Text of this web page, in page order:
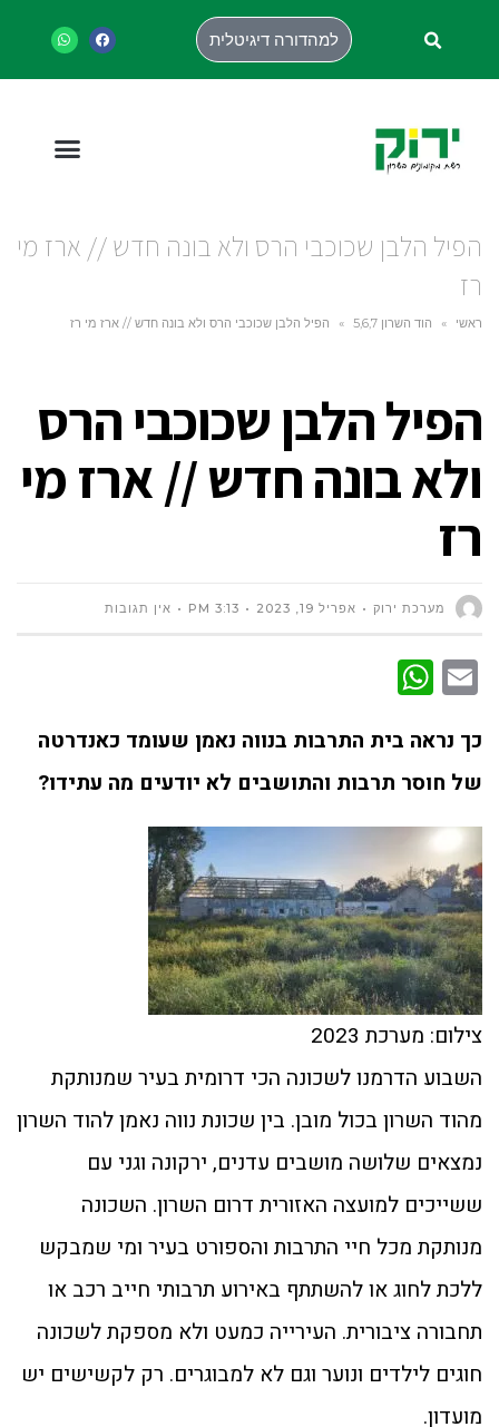
למהדורה דיגיטלית
הפיל הלבן שכוכבי הרס ולא בונה חדש // ארז מי
רז
ראשי » הוד השרון 5,6,7 » הפיל הלבן שכוכבי הרס ולא בונה חדש // ארז מי רז
הפיל הלבן שכוכבי הרס
ולא בונה חדש // ארז מי
רז
מערכת ירוק אפריל 19, 2023 3:13 PM אין תגובות
Email
כך נראה בית התרבות בנווה נאמן שעומד כאנדרטה
של חוסר תרבות והתושבים לא יודעים מה עתידו?
צילום: מערכת 2023
השבוע הדרמנו לשכונה הכי דרומית בעיר שמנותקת
מהוד השרון בכול מובן. בין שכונת נווה נאמן להוד השרון
נמצאים שלושה מושבים עדנים, ירקונה וגני עם
ששייכים למועצה האזורית דרום השרון. השכונה
מנותקת מכל חיי התרבות והספורט בעיר ומי שמבקש
ללכת לחוג או להשתתף באירוע תרבותי חייב רכב או
תחבורה ציבורית. העירייה כמעט ולא מספקת לשכונה
חוגים לילדים ונוער וגם לא למבוגרים. רק לקשישים יש
מועדון.